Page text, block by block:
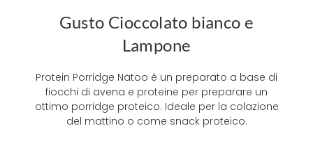
Gusto Cioccolato bianco e
Lampone
Protein Porridge Nätoo è un preparato a base di
fiocchi di avena e proteine per preparare un
ottimo porridge proteico. Ideale per la colazione
del mattino o come snack proteico.